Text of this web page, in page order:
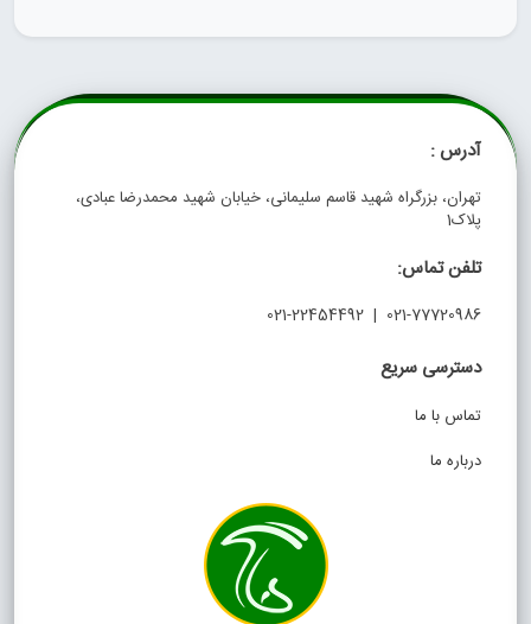
آدرس :
تهران، بزرگراه شهید قاسم سلیمانی، خیابان شهید محمدرضا عبادی،
پلاک1
تلفن تماس:
021-77720986 | 021-22454492
دسترسی سریع
تماس با ما
درباره ما